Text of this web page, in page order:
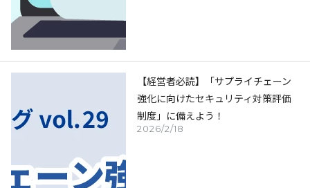
2026/2/18
【経営者必読】「サプライチェーン
強化に向けたセキュリティ対策評価
制度」に備えよう！